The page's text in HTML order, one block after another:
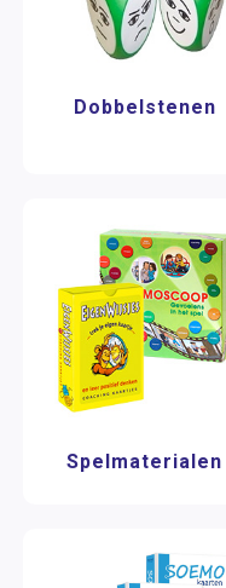
Dobbelstenen
Spelmaterialen